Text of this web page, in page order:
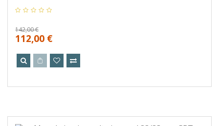
142,00 €
112,00 €